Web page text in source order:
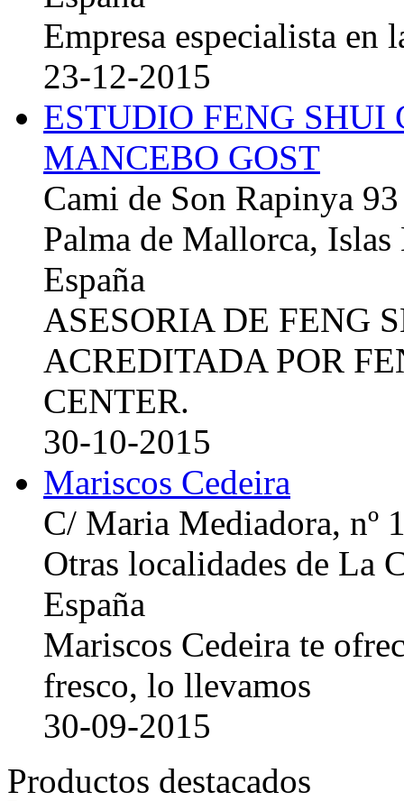
Empresa especialista en
23-12-2015
ESTUDIO FENG
MANCEBO GOST
Cami de Son Rapinya 93
Palma de Mallorca, Islas
España
ASESORIA DE FENG
ACREDITADA POR
CENTER.
30-10-2015
Mariscos Cedeira
C/ Maria Mediadora, nº
Otras localidades de La
España
Mariscos Cedeira te
fresco, lo llevamos
30-09-2015
Productos destacados